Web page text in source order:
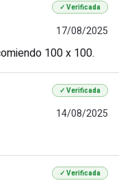
✓ Verificada
17/08/2025
100 x 100.
✓ Verificada
14/08/2025
✓ Verificada